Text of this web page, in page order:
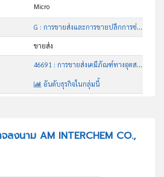
Micro
G : การขายส่งและการขายปลีกการซ่อมยานยนต์และ จักรยานยนต์
ขายส่ง
46691 : การขายส่งเคมีภัณฑ์ทางอุตสาหกรรม
อันดับธุรกิจในกลุ่มนี้
ลงนาม AM INTERCHEM CO.,